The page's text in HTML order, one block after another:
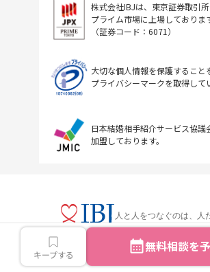
キープする 無料相談を
株式会社IBJは、東京証券取引所
プライム市場に上場しておりま
（証券コード：6071）
大切な個人情報を保護すること
プライバシーマークを取得して
日本結婚相手紹介サービス協議
加盟しております。
人と人をつなぐのは、人